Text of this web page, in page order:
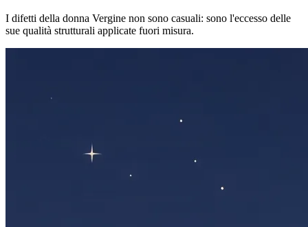
I difetti della donna Vergine non sono casuali: sono l'eccesso delle
sue qualità strutturali applicate fuori misura.